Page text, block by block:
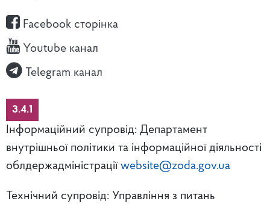
Facebook сторінка
Youtube канал
Telegram канал
3.4.1
Інформаційний супровід: Департамент
внутрішньої політики та інформаційної діяльності
облдержадміністрації website@zoda.gov.ua
Технічний супровід: Управління з питань